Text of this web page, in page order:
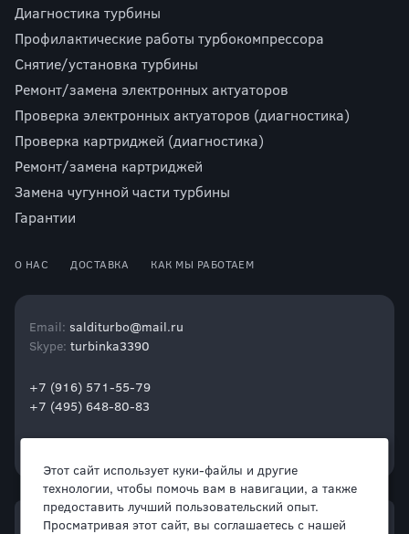
Диагностика турбины
Профилактические работы турбокомпрессора
Снятие/установка турбины
Ремонт/замена электронных актуаторов
Проверка электронных актуаторов (диагностика)
Проверка картриджей (диагностика)
Ремонт/замена картриджей
Замена чугунной части турбины
Гарантии
О НАС ДОСТАВКА КАК МЫ РАБОТАЕМ
Email: salditurbo@mail.ru
Skype: turbinka3390
+7 (916) 571-55-79
+7 (495) 648-80-83
Этот сайт использует куки-файлы и другие
технологии, чтобы помочь вам в навигации, а также
предоставить лучший пользовательский опыт.
Просматривая этот сайт, вы соглашаетесь с нашей